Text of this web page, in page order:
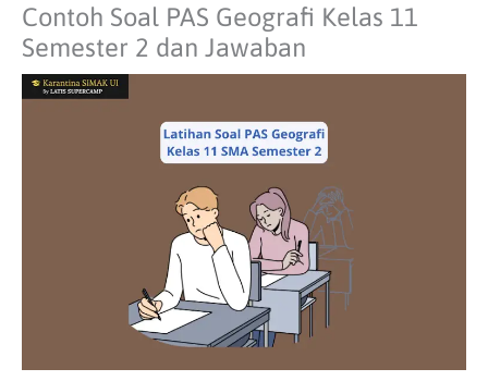
Contoh Soal PAS Geografi Kelas 11
Semester 2 dan Jawaban